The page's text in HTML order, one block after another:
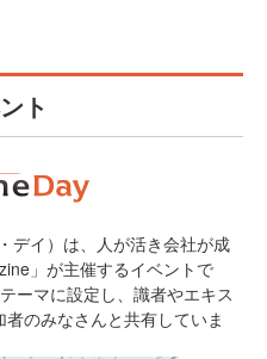
ト
デイ）は、人が活き会社が成
」が主催するイベントで
ーマに設定し、識者やエキス
のみなさんと共有していま